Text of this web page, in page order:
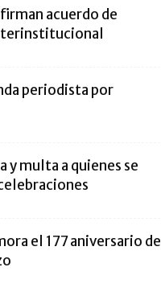
acuerdo de
periodista por
y multa a quienes se
el 177 aniversario de